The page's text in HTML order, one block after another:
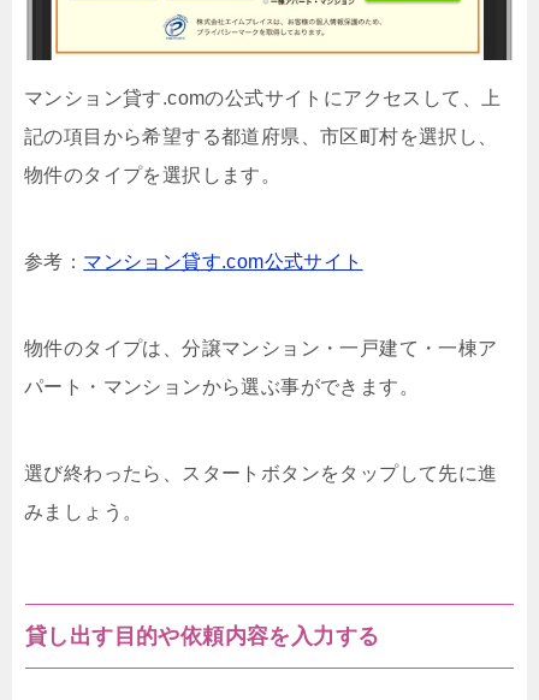
マンション貸す.comの公式サイトにアクセスして、上
記の項目から希望する都道府県、市区町村を選択し、
物件のタイプを選択します。
参考： マンション貸す.com公式サイト
物件のタイプは、分譲マンション・一戸建て・一棟ア
パート・マンションから選ぶ事ができます。
選び終わったら、スタートボタンをタップして先に進
みましょう。
貸し出す目的や依頼内容を入力する